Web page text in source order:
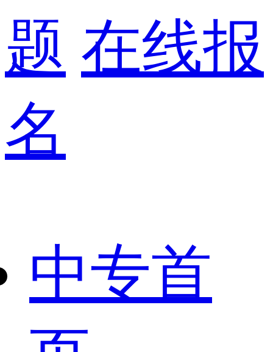
题 在线报
名
中专首